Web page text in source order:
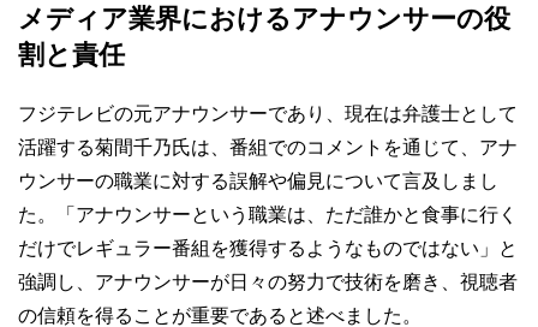
メディア業界におけるアナウンサーの役
割と責任
フジテレビの元アナウンサーであり、現在は弁護士として
活躍する菊間千乃氏は、番組でのコメントを通じて、アナ
ウンサーの職業に対する誤解や偏見について言及しまし
た。「アナウンサーという職業は、ただ誰かと食事に行く
だけでレギュラー番組を獲得するようなものではない」と
強調し、アナウンサーが日々の努力で技術を磨き、視聴者
の信頼を得ることが重要であると述べました。